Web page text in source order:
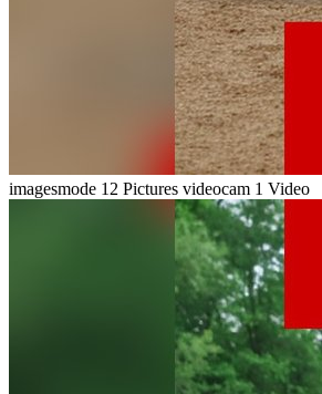
imagesmode 12 Pictures videocam 1 Video